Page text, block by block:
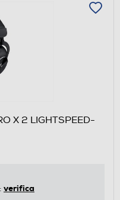
X 2 LIGHTSPEED-
verifica